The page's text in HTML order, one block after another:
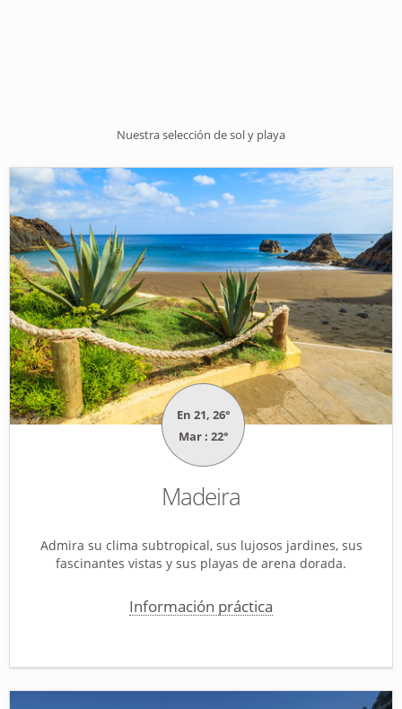
Nuestra selección de sol y playa
En 21, 26°
Mar : 22°
Madeira
Admira su clima subtropical, sus lujosos jardines, sus
fascinantes vistas y sus playas de arena dorada.
Información práctica